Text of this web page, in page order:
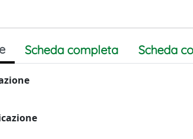
Scheda completa Scheda